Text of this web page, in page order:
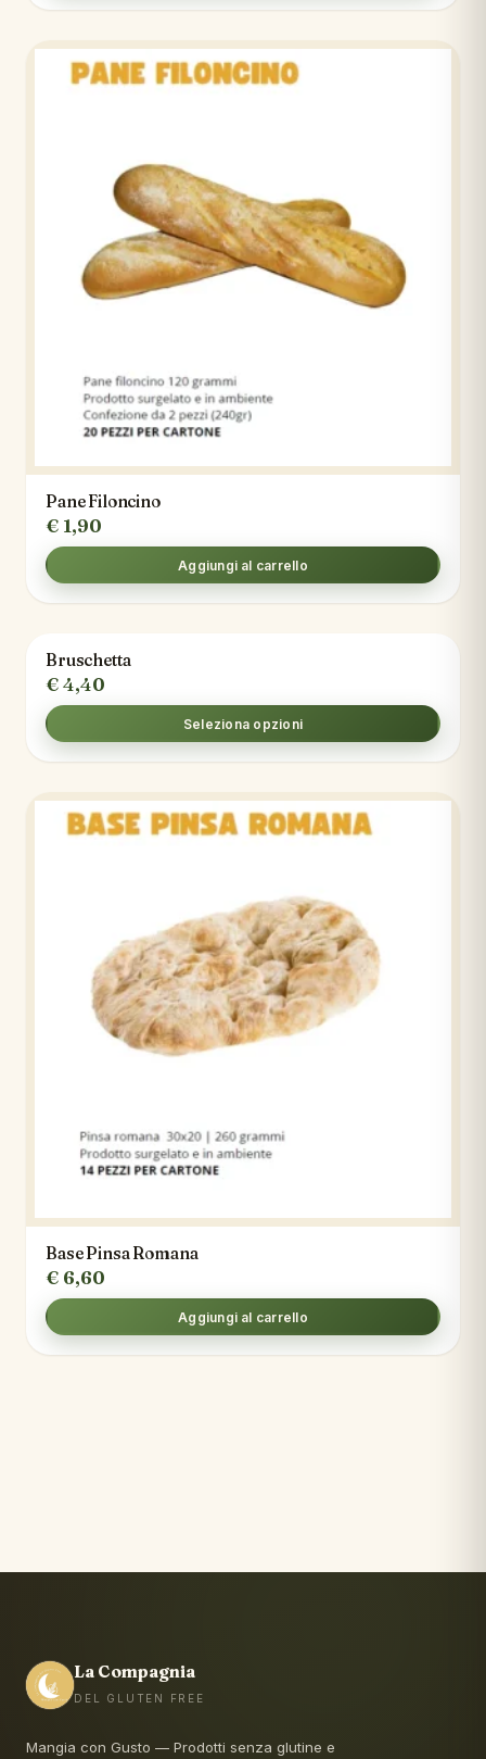
Pane Filoncino
€ 1,90
Aggiungi al carrello
Bruschetta
€ 4,40
Seleziona opzioni
Base Pinsa Romana
€ 6,60
Aggiungi al carrello
La Compagnia
DEL GLUTEN FREE
Mangia con Gusto — Prodotti senza glutine e